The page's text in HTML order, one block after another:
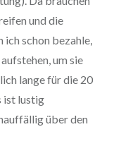
und die
ich schon bezahle,
um sie
lange für die 20
ist lustig
über den